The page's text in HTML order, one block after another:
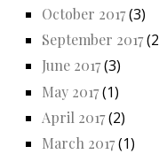
October 2017(3)
September 2017
June 2017(3)
May 2017(1)
April 2017(2)
March 2017(1)